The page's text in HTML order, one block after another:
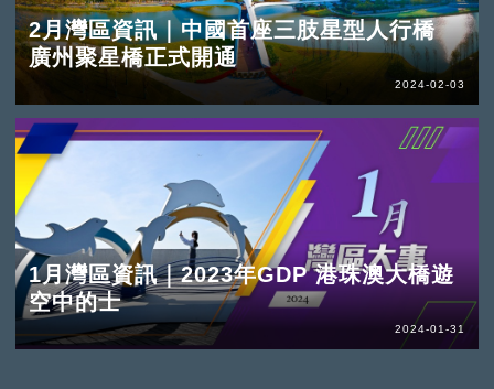
2月灣區資訊｜中國首座三肢星型人行橋
廣州聚星橋正式開通
2024-02-03
1月灣區資訊｜2023年GDP 港珠澳大橋遊
空中的士
2024-01-31